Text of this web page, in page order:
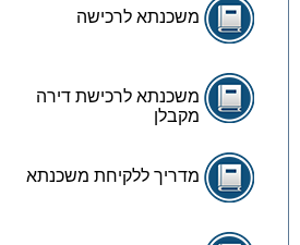
משכנתא לרכישה
משכנתא לרכישת דירה
מקבלן
מדריך ללקיחת משכנתא